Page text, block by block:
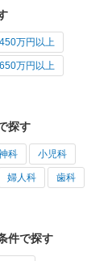
450万円以上
650万円以上
探す
科 小児科
婦人科 歯科
件で探す